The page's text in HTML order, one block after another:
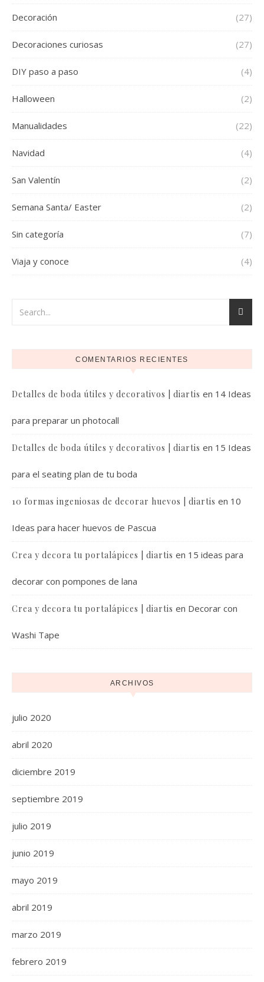
Decoración (27)
Decoraciones curiosas (27)
DIY paso a paso (4)
Halloween (2)
Manualidades (22)
Navidad (4)
San Valentín (2)
Semana Santa/ Easter (2)
Sin categoría (7)
Viaja y conoce (4)
COMENTARIOS RECIENTES
Detalles de boda útiles y decorativos | diartis en 14 Ideas
para preparar un photocall
Detalles de boda útiles y decorativos | diartis en 15 Ideas
para el seating plan de tu boda
10 formas ingeniosas de decorar huevos | diartis en 10
Ideas para hacer huevos de Pascua
Crea y decora tu portalápices | diartis en 15 ideas para
decorar con pompones de lana
Crea y decora tu portalápices | diartis en Decorar con
Washi Tape
ARCHIVOS
julio 2020
abril 2020
diciembre 2019
septiembre 2019
julio 2019
junio 2019
mayo 2019
abril 2019
marzo 2019
febrero 2019